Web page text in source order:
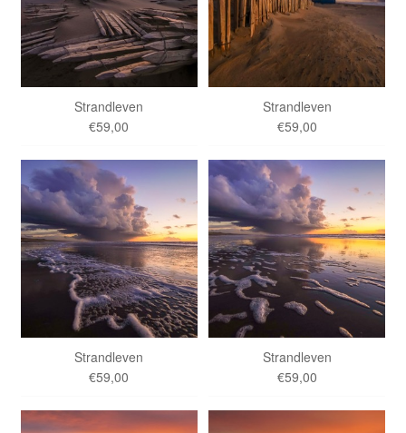
Strandleven
€59,00
Strandleven
€59,00
Strandleven
€59,00
Strandleven
€59,00